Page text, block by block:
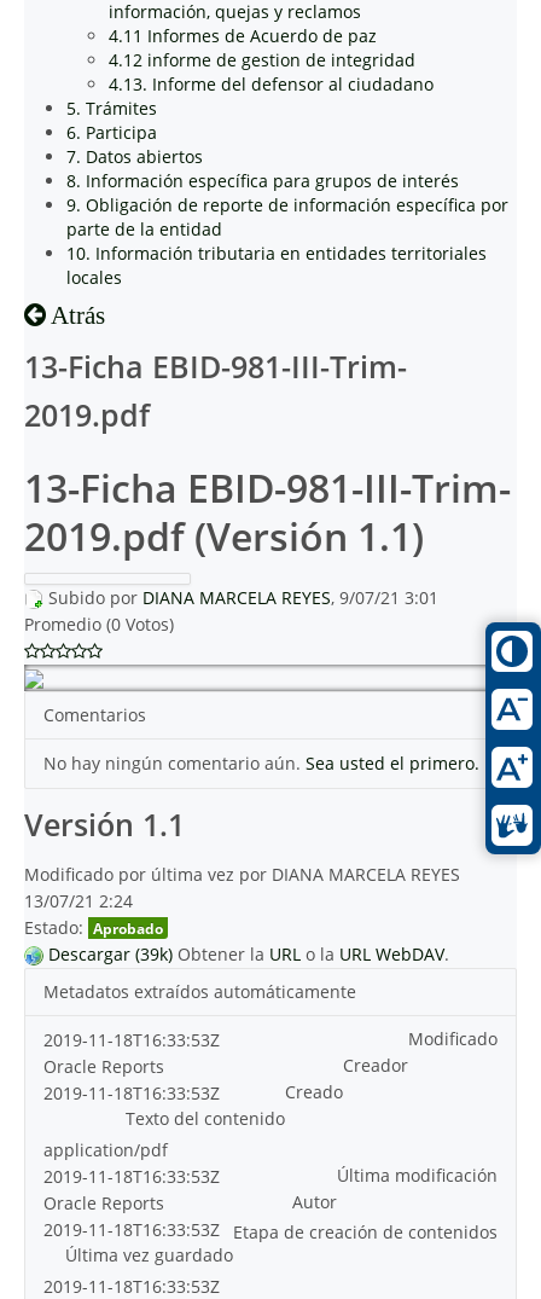
información, quejas y reclamos
4.11 Informes de Acuerdo de paz
4.12 informe de gestion de integridad
4.13. Informe del defensor al ciudadano
5. Trámites
6. Participa
7. Datos abiertos
8. Información específica para grupos de interés
9. Obligación de reporte de información específica por
parte de la entidad
10. Información tributaria en entidades territoriales
locales
Atrás
13-Ficha EBID-981-III-Trim-
2019.pdf
13-Ficha EBID-981-III-Trim-
2019.pdf (Versión 1.1)
Subido por DIANA MARCELA REYES, 9/07/21 3:01
Promedio (0 Votos)
Comentarios
No hay ningún comentario aún. Sea usted el primero.
Versión 1.1
Modificado por última vez por DIANA MARCELA REYES
13/07/21 2:24
Estado: Aprobado
Descargar (39k) Obtener la URL o la URL WebDAV.
Metadatos extraídos automáticamente
Modificado
2019-11-18T16:33:53Z
Creador
Oracle Reports
Creado
2019-11-18T16:33:53Z
Texto del contenido
application/pdf
Última modificación
2019-11-18T16:33:53Z
Autor
Oracle Reports
Etapa de creación de contenidos
2019-11-18T16:33:53Z
Última vez guardado
2019-11-18T16:33:53Z